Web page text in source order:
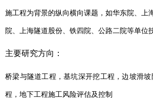
施工程为背景的纵向横向课题，如华东院、上
院、上海隧道股份、铁四院、公路二院等单位
主要研究方向：
桥梁与隧道工程，基坑深开挖工程 ，边坡滑坡
程，地下工程施工风险评估及控制